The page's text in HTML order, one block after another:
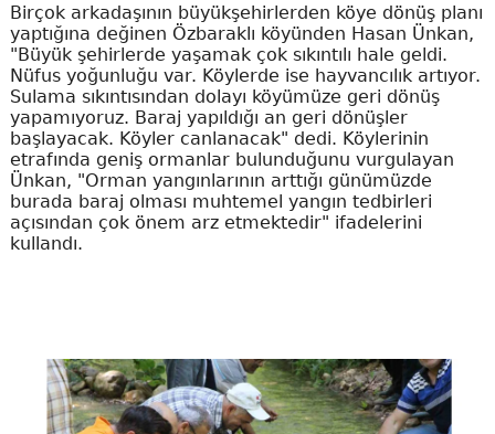
Birçok arkadaşının büyükşehirlerden köye dönüş planı
yaptığına değinen Özbaraklı köyünden Hasan Ünkan,
"Büyük şehirlerde yaşamak çok sıkıntılı hale geldi.
Nüfus yoğunluğu var. Köylerde ise hayvancılık artıyor.
Sulama sıkıntısından dolayı köyümüze geri dönüş
yapamıyoruz. Baraj yapıldığı an geri dönüşler
başlayacak. Köyler canlanacak" dedi. Köylerinin
etrafında geniş ormanlar bulunduğunu vurgulayan
Ünkan, "Orman yangınlarının arttığı günümüzde
burada baraj olması muhtemel yangın tedbirleri
açısından çok önem arz etmektedir" ifadelerini
kullandı.